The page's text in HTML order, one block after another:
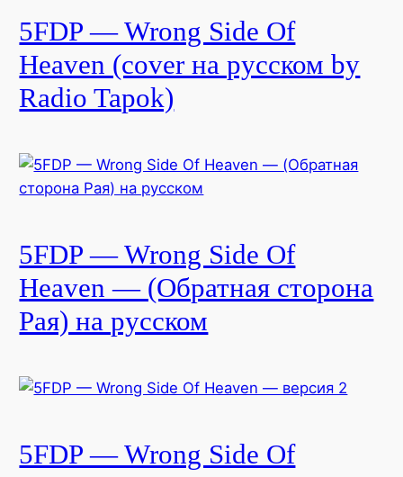
5FDP — Wrong Side Of
Heaven (cover на русском by
Radio Tapok)
5FDP — Wrong Side Of
Heaven — (Обратная сторона
Рая) на русском
5FDP — Wrong Side Of